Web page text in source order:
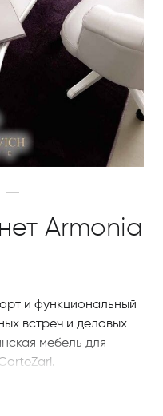
Armonia
и функциональный
встреч и деловых
мебель для
не только своей